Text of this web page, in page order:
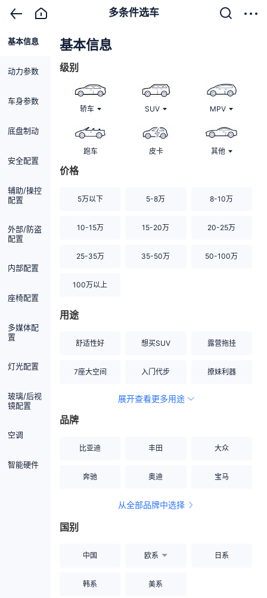
多条件选车
基本信息
动力参数
车身参数
底盘制动
安全配置
辅助/操控
配置
外部/防盗
配置
内部配置
座椅配置
多媒体配
置
灯光配置
玻璃/后视
镜配置
空调
智能硬件
基本信息
级别
轿车 SUV MPV
跑车 皮卡 其他
价格
5万以下 5-8万 8-10万
10-15万 15-20万 20-25万
25-35万 35-50万 50-100万
100万以上
用途
舒适性好 想买SUV 露营拖挂
7座大空间 入门代步 撩妹利器
空间宽敞
展开查看更多用途
品牌
比亚迪 丰田 大众
奔驰 奥迪 宝马
从全部品牌中选择
国别
中国 欧系 日系
韩系 美系